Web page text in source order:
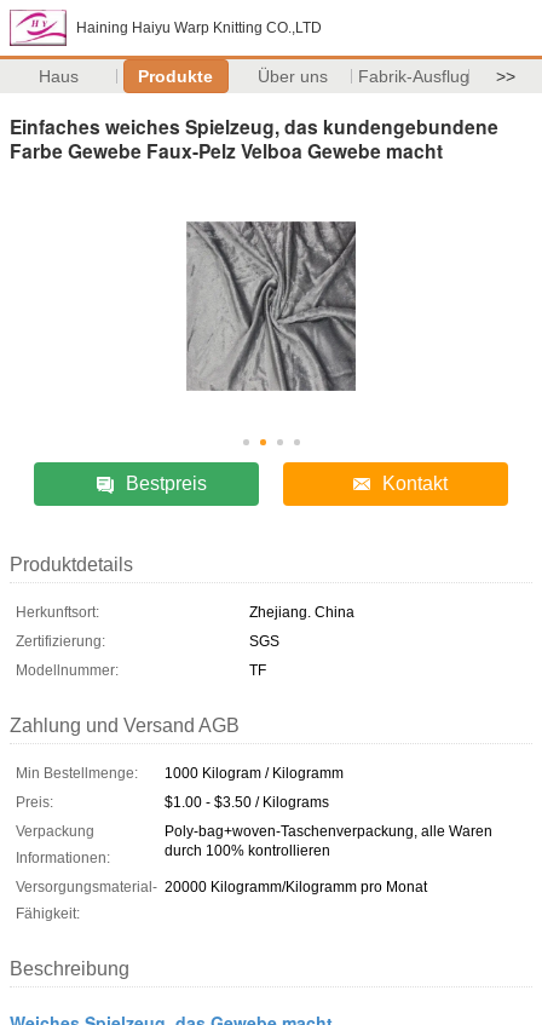
Haining Haiyu Warp Knitting CO.,LTD
Haus Produkte Über uns Fabrik-Ausflug >>
Einfaches weiches Spielzeug, das kundengebundene
Farbe Gewebe Faux-Pelz Velboa Gewebe macht
Bestpreis Kontakt
Produktdetails
Herkunftsort:
Zhejiang. China
Zertifizierung:
SGS
Modellnummer:
TF
Zahlung und Versand AGB
Min Bestellmenge:
1000 Kilogram / Kilogramm
Preis:
$1.00 - $3.50 / Kilograms
Verpackung
Informationen:
Poly-bag+woven-Taschenverpackung, alle Waren
durch 100% kontrollieren
Versorgungsmaterial-
Fähigkeit:
20000 Kilogramm/Kilogramm pro Monat
Beschreibung